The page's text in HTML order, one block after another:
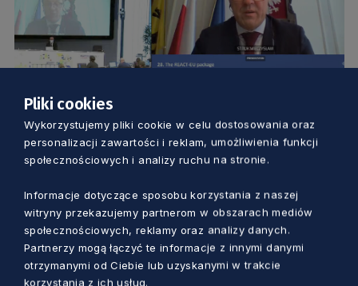
Opinia marszałka na posiedzeniu
Komitetu Regionów
Pliki cookies
Wykorzystujemy pliki cookie w celu dostosowania oraz
personalizacji zawartości i reklam, umożliwienia funkcji
społecznościowych i analizy ruchu na stronie.
Informacje dotyczące sposobu korzystania z naszej
witryny przekazujemy partnerom w obszarach mediów
społecznościowych, reklamy oraz analizy danych.
Partnerzy mogą łączyć te informacje z innymi danymi
otrzymanymi od Ciebie lub uzyskanymi w trakcie
korzystania z ich usług.